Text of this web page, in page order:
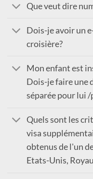
Que veut dire
Dois-je avoir un
croisière?
Mon enfant est
Dois-je faire une
séparée pour lui /
Quels sont les
visa
obtenus de l'un
Etats-Unis,